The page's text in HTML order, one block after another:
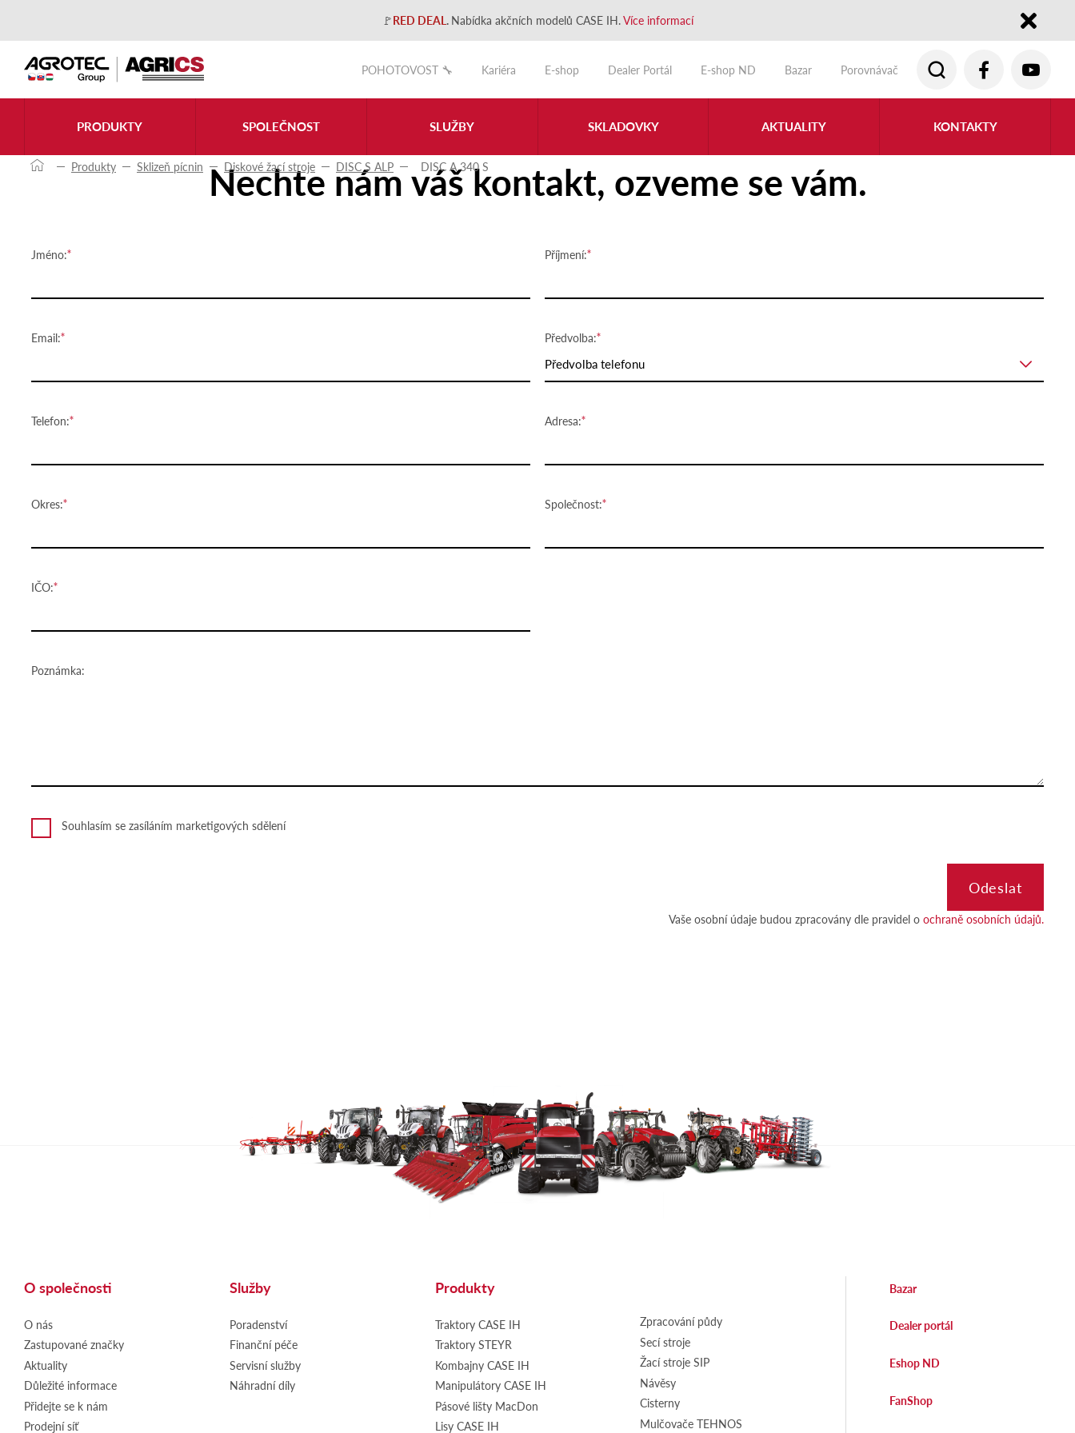
🚩RED DEAL. Nabídka akčních modelů CASE IH.Více informací
POHOTOVOST 🔧
Kariéra E-shop Dealer Portál E-shop ND Bazar Porovnávač
PRODUKTY SPOLEČNOST SLUŽBY SKLADOVKY AKTUALITY KONTAKTY
Produkty Sklizeň pícnin Diskové žací stroje DISC S ALP DISC A 340 S
Kontaktujte nás
Nechte nám váš kontakt, ozveme se vám.
Jméno: Příjmení:
Email: Předvolba:
Předvolba telefonu
Telefon: Adresa:
Okres: Společnost:
IČO:
Poznámka:
Souhlasím se zasíláním marketigových sdělení
Vaše osobní údaje budou zpracovány dle pravidel o ochraně osobních údajů.
O společnosti
O nás
Zastupované značky
Aktuality
Důležité informace
Přidejte se k nám
Prodejní síť
Služby
Poradenství
Finanční péče
Servisní služby
Náhradní díly
Produkty
Traktory CASE IH
Traktory STEYR
Kombajny CASE IH
Manipulátory CASE IH
Pásové lišty MacDon
Lisy CASE IH
Zpracování půdy
Secí stroje
Žací stroje SIP
Návěsy
Cisterny
Mulčovače TEHNOS
Bazar
Dealer portál
Eshop ND
FanShop